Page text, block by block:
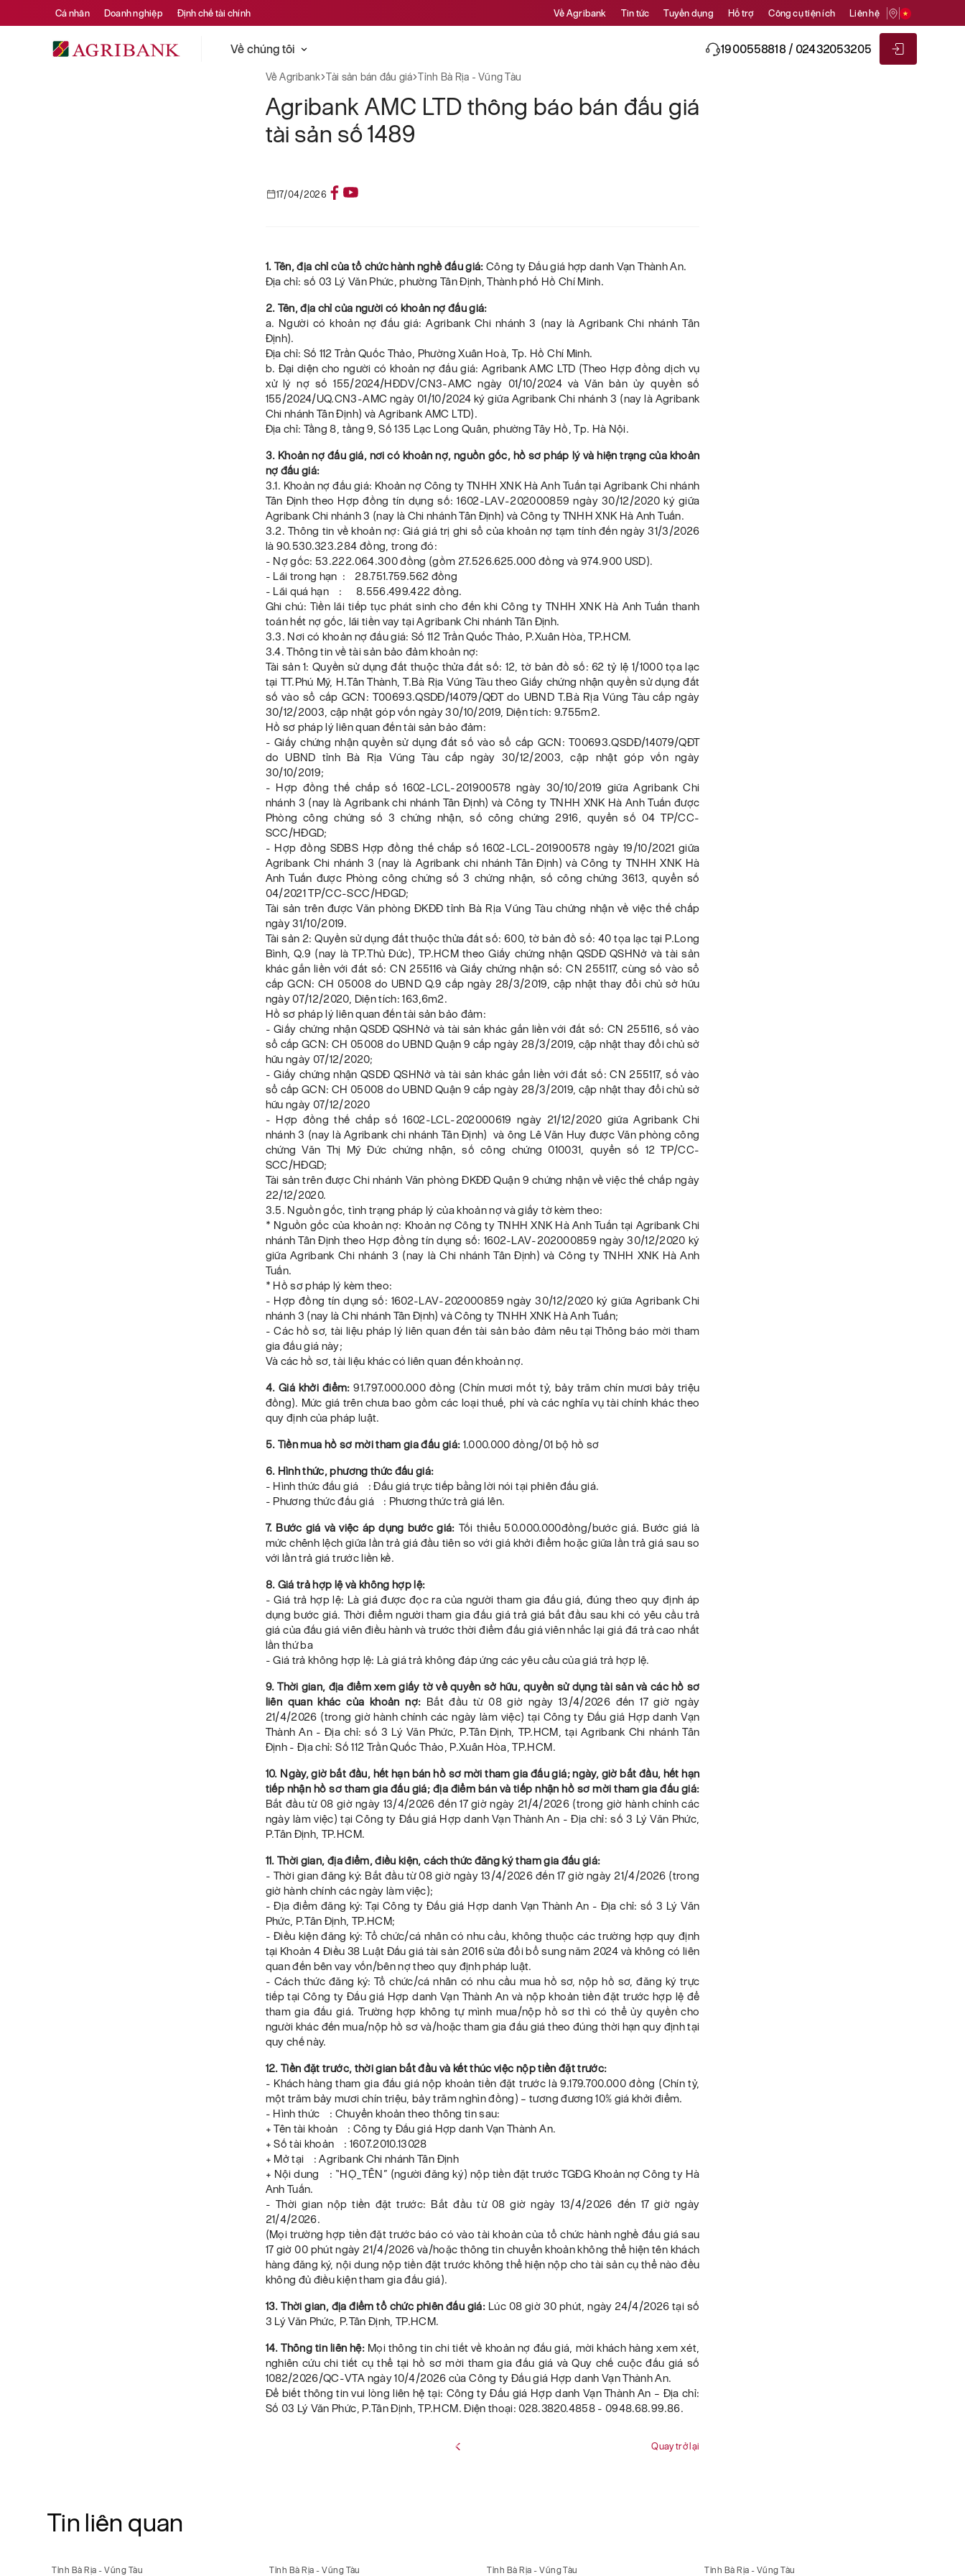
Cá nhân Doanh nghiệp Định chế tài chính Về Agribank Tin tức Tuyển dụng Hỗ trợ Công cụ tiện ích Liên hệ
Về chúng tôi 1900558818 / 02432053205
Về Agribank Tài sản bán đấu giá Tỉnh Bà Rịa - Vũng Tàu
Agribank AMC LTD thông báo bán đấu giá
tài sản số 1489
17/04/2026
1. Tên, địa chỉ của tổ chức hành nghề đấu giá:Công ty Đấu giá hợp danh Vạn Thành An.
Địa chỉ: số 03 Lý Văn Phức, phường Tân Định, Thành phố Hồ Chí Minh.
2. Tên, địa chỉ của người có khoản nợ đấu giá:
a. Người có khoản nợ đấu giá: Agribank Chi nhánh 3 (nay là Agribank Chi nhánh Tân
Định).
Địa chỉ: Số 112 Trần Quốc Thảo, Phường Xuân Hoà, Tp. Hồ Chí Minh.
b. Đại diện cho người có khoản nợ đấu giá: Agribank AMC LTD (Theo Hợp đồng dịch vụ
xử lý nợ số 155/2024/HĐDV/CN3-AMC ngày 01/10/2024 và Văn bản ủy quyền số
155/2024/UQ.CN3-AMC ngày 01/10/2024 ký giữa Agribank Chi nhánh 3 (nay là Agribank
Chi nhánh Tân Định) và Agribank AMC LTD).
Địa chỉ: Tầng 8, tầng 9, Số 135 Lạc Long Quân, phường Tây Hồ, Tp. Hà Nội.
3. Khoản nợ đấu giá, nơi có khoản nợ, nguồn gốc, hồ sơ pháp lý và hiện trạng của khoản
nợ đấu giá:
3.1. Khoản nợ đấu giá: Khoản nợ Công ty TNHH XNK Hà Anh Tuấn tại Agribank Chi nhánh
Tân Định theo Hợp đồng tín dụng số: 1602-LAV-202000859 ngày 30/12/2020 ký giữa
Agribank Chi nhánh 3 (nay là Chi nhánh Tân Định) và Công ty TNHH XNK Hà Anh Tuấn.
3.2. Thông tin về khoản nợ: Giá giá trị ghi sổ của khoản nợ tạm tính đến ngày 31/3/2026
là 90.530.323.284 đồng, trong đó:
- Nợ gốc: 53.222.064.300 đồng (gồm 27.526.625.000 đồng và 974.900 USD).
- Lãi trong hạn : 28.751.759.562 đồng
- Lãi quá hạn : 8.556.499.422 đồng.
Ghi chú: Tiền lãi tiếp tục phát sinh cho đến khi Công ty TNHH XNK Hà Anh Tuấn thanh
toán hết nợ gốc, lãi tiền vay tại Agribank Chi nhánh Tân Định.
3.3. Nơi có khoản nợ đấu giá: Số 112 Trần Quốc Thảo, P.Xuân Hòa, TP.HCM.
3.4. Thông tin về tài sản bảo đảm khoản nợ:
Tài sản 1: Quyền sử dụng đất thuộc thửa đất số: 12, tờ bản đồ số: 62 tỷ lệ 1/1000 tọa lạc
tại TT.Phú Mỹ, H.Tân Thành, T.Bà Rịa Vũng Tàu theo Giấy chứng nhận quyền sử dụng đất
số vào sổ cấp GCN: T00693.QSDĐ/14079/QĐT do UBND T.Bà Rịa Vũng Tàu cấp ngày
30/12/2003, cập nhật góp vốn ngày 30/10/2019, Diện tích: 9.755m2.
Hồ sơ pháp lý liên quan đến tài sản bảo đảm:
- Giấy chứng nhận quyền sử dụng đất số vào sổ cấp GCN: T00693.QSDĐ/14079/QĐT
do UBND tỉnh Bà Rịa Vũng Tàu cấp ngày 30/12/2003, cập nhật góp vốn ngày
30/10/2019;
- Hợp đồng thế chấp số 1602-LCL-201900578 ngày 30/10/2019 giữa Agribank Chi
nhánh 3 (nay là Agribank chi nhánh Tân Định) và Công ty TNHH XNK Hà Anh Tuấn được
Phòng công chứng số 3 chứng nhận, số công chứng 2916, quyển số 04 TP/CC-
SCC/HĐGD;
- Hợp đồng SĐBS Hợp đồng thế chấp số 1602-LCL-201900578 ngày 19/10/2021 giữa
Agribank Chi nhánh 3 (nay là Agribank chi nhánh Tân Định) và Công ty TNHH XNK Hà
Anh Tuấn được Phòng công chứng số 3 chứng nhận, số công chứng 3613, quyển số
04/2021 TP/CC-SCC/HĐGD;
Tài sản trên được Văn phòng ĐKĐĐ tỉnh Bà Rịa Vũng Tàu chứng nhận về việc thế chấp
ngày 31/10/2019.
Tài sản 2: Quyền sử dụng đất thuộc thửa đất số: 600, tờ bản đồ số: 40 tọa lạc tại P.Long
Bình, Q.9 (nay là TP.Thủ Đức), TP.HCM theo Giấy chứng nhận QSDĐ QSHNở và tài sản
khác gắn liền với đất số: CN 255116 và Giấy chứng nhận số: CN 255117, cùng số vào sổ
cấp GCN: CH 05008 do UBND Q.9 cấp ngày 28/3/2019, cập nhật thay đổi chủ sở hữu
ngày 07/12/2020, Diện tích: 163,6m2.
Hồ sơ pháp lý liên quan đến tài sản bảo đảm:
- Giấy chứng nhận QSDĐ QSHNở và tài sản khác gắn liền với đất số: CN 255116, số vào
sổ cấp GCN: CH 05008 do UBND Quận 9 cấp ngày 28/3/2019, cập nhật thay đổi chủ sở
hữu ngày 07/12/2020;
- Giấy chứng nhận QSDĐ QSHNở và tài sản khác gắn liền với đất số: CN 255117, số vào
sổ cấp GCN: CH 05008 do UBND Quận 9 cấp ngày 28/3/2019, cập nhật thay đổi chủ sở
hữu ngày 07/12/2020
- Hợp đồng thế chấp số 1602-LCL-202000619 ngày 21/12/2020 giữa Agribank Chi
nhánh 3 (nay là Agribank chi nhánh Tân Định) và ông Lê Văn Huy được Văn phòng công
chứng Văn Thị Mỹ Đức chứng nhận, số công chứng 010031, quyển số 12 TP/CC-
SCC/HĐGD;
Tài sản trên được Chi nhánh Văn phòng ĐKĐĐ Quận 9 chứng nhận về việc thế chấp ngày
22/12/2020.
3.5. Nguồn gốc, tình trạng pháp lý của khoản nợ và giấy tờ kèm theo:
* Nguồn gốc của khoản nợ: Khoản nợ Công ty TNHH XNK Hà Anh Tuấn tại Agribank Chi
nhánh Tân Định theo Hợp đồng tín dụng số: 1602-LAV-202000859 ngày 30/12/2020 ký
giữa Agribank Chi nhánh 3 (nay là Chi nhánh Tân Định) và Công ty TNHH XNK Hà Anh
Tuấn.
* Hồ sơ pháp lý kèm theo:
- Hợp đồng tín dụng số: 1602-LAV-202000859 ngày 30/12/2020 ký giữa Agribank Chi
nhánh 3 (nay là Chi nhánh Tân Định) và Công ty TNHH XNK Hà Anh Tuấn;
- Các hồ sơ, tài liệu pháp lý liên quan đến tài sản bảo đảm nêu tại Thông báo mời tham
gia đấu giá này;
Và các hồ sơ, tài liệu khác có liên quan đến khoản nợ.
4. Giá khởi điểm: 91.797.000.000 đồng (Chín mươi mốt tỷ, bảy trăm chín mươi bảy triệu
đồng). Mức giá trên chưa bao gồm các loại thuế, phí và các nghĩa vụ tài chính khác theo
quy định của pháp luật.
5. Tiền mua hồ sơ mời tham gia đấu giá: 1.000.000 đồng/01 bộ hồ sơ
6. Hình thức, phương thức đấu giá:
- Hình thức đấu giá : Đấu giá trực tiếp bằng lời nói tại phiên đấu giá.
- Phương thức đấu giá : Phương thức trả giá lên.
7. Bước giá và việc áp dụng bước giá: Tối thiểu 50.000.000đồng/bước giá. Bước giá là
mức chênh lệch giữa lần trả giá đầu tiên so với giá khởi điểm hoặc giữa lần trả giá sau so
với lần trả giá trước liền kề.
8. Giá trả hợp lệ và không hợp lệ:
- Giá trả hợp lệ: Là giá được đọc ra của người tham gia đấu giá, đúng theo quy định áp
dụng bước giá. Thời điểm người tham gia đấu giá trả giá bắt đầu sau khi có yêu cầu trả
giá của đấu giá viên điều hành và trước thời điểm đấu giá viên nhắc lại giá đã trả cao nhất
lần thứ ba
- Giá trả không hợp lệ: Là giá trả không đáp ứng các yêu cầu của giá trả hợp lệ.
9. Thời gian, địa điểm xem giấy tờ về quyền sở hữu, quyền sử dụng tài sản và các hồ sơ
liên quan khác của khoản nợ: Bắt đầu từ 08 giờ ngày 13/4/2026 đến 17 giờ ngày
21/4/2026 (trong giờ hành chính các ngày làm việc) tại Công ty Đấu giá Hợp danh Vạn
Thành An - Địa chỉ: số 3 Lý Văn Phức, P.Tân Định, TP.HCM, tại Agribank Chi nhánh Tân
Định - Địa chỉ: Số 112 Trần Quốc Thảo, P.Xuân Hòa, TP.HCM.
10. Ngày, giờ bắt đầu, hết hạn bán hồ sơ mời tham gia đấu giá; ngày, giờ bắt đầu, hết hạn
tiếp nhận hồ sơ tham gia đấu giá; địa điểm bán và tiếp nhận hồ sơ mời tham gia đấu giá:
Bắt đầu từ 08 giờ ngày 13/4/2026 đến 17 giờ ngày 21/4/2026 (trong giờ hành chính các
ngày làm việc) tại Công ty Đấu giá Hợp danh Vạn Thành An - Địa chỉ: số 3 Lý Văn Phức,
P.Tân Định, TP.HCM.
11. Thời gian, địa điểm, điều kiện, cách thức đăng ký tham gia đấu giá:
- Thời gian đăng ký: Bắt đầu từ 08 giờ ngày 13/4/2026 đến 17 giờ ngày 21/4/2026 (trong
giờ hành chính các ngày làm việc);
- Địa điểm đăng ký: Tại Công ty Đấu giá Hợp danh Vạn Thành An - Địa chỉ: số 3 Lý Văn
Phức, P.Tân Định, TP.HCM;
- Điều kiện đăng ký: Tổ chức/cá nhân có nhu cầu, không thuộc các trường hợp quy định
tại Khoản 4 Điều 38 Luật Đấu giá tài sản 2016 sửa đổi bổ sung năm 2024 và không có liên
quan đến bên vay vốn/bên nợ theo quy định pháp luật.
- Cách thức đăng ký: Tổ chức/cá nhân có nhu cầu mua hồ sơ, nộp hồ sơ, đăng ký trực
tiếp tại Công ty Đấu giá Hợp danh Vạn Thành An và nộp khoản tiền đặt trước hợp lệ để
tham gia đấu giá. Trường hợp không tự mình mua/nộp hồ sơ thì có thể ủy quyền cho
người khác đến mua/nộp hồ sơ và/hoặc tham gia đấu giá theo đúng thời hạn quy định tại
quy chế này.
12. Tiền đặt trước, thời gian bắt đầu và kết thúc việc nộp tiền đặt trước:
- Khách hàng tham gia đấu giá nộp khoản tiền đặt trước là 9.179.700.000 đồng (Chín tỷ,
một trăm bảy mươi chín triệu, bảy trăm nghìn đồng) – tương đương 10% giá khởi điểm.
- Hình thức : Chuyển khoản theo thông tin sau:
+ Tên tài khoản : Công ty Đấu giá Hợp danh Vạn Thành An.
+ Số tài khoản : 1607.2010.13028
+ Mở tại : Agribank Chi nhánh Tân Định
+ Nội dung : “HỌ_TÊN” (người đăng ký) nộp tiền đặt trước TGĐG Khoản nợ Công ty Hà
Anh Tuấn.
- Thời gian nộp tiền đặt trước: Bắt đầu từ 08 giờ ngày 13/4/2026 đến 17 giờ ngày
21/4/2026.
(Mọi trường hợp tiền đặt trước báo có vào tài khoản của tổ chức hành nghề đấu giá sau
17 giờ 00 phút ngày 21/4/2026 và/hoặc thông tin chuyển khoản không thể hiện tên khách
hàng đăng ký, nội dung nộp tiền đặt trước không thể hiện nộp cho tài sản cụ thể nào đều
không đủ điều kiện tham gia đấu giá).
13. Thời gian, địa điểm tổ chức phiên đấu giá: Lúc 08 giờ 30 phút, ngày 24/4/2026 tại số
3 Lý Văn Phức, P.Tân Định, TP.HCM.
14. Thông tin liên hệ: Mọi thông tin chi tiết về khoản nợ đấu giá, mời khách hàng xem xét,
nghiên cứu chi tiết cụ thể tại hồ sơ mời tham gia đấu giá và Quy chế cuộc đấu giá số
1082/2026/QC-VTA ngày 10/4/2026 của Công ty Đấu giá Hợp danh Vạn Thành An.
Để biết thông tin vui lòng liên hệ tại: Công ty Đấu giá Hợp danh Vạn Thành An – Địa chỉ:
Số 03 Lý Văn Phức, P.Tân Định, TP.HCM. Điện thoại: 028.3820.4858 - 0948.68.99.86.
Quay trở lại
Tin liên quan
Tỉnh Bà Rịa - Vũng Tàu Tỉnh Bà Rịa - Vũng Tàu Tỉnh Bà Rịa - Vũng Tàu Tỉnh Bà Rịa - Vũng Tàu